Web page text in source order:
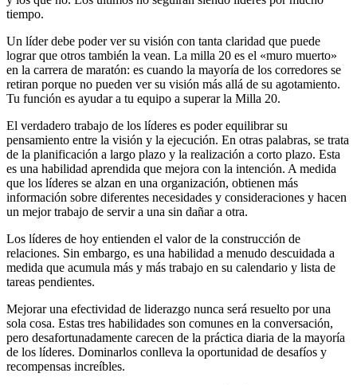
tiempo.
Un líder debe poder ver su visión con tanta claridad que puede
lograr que otros también la vean. La milla 20 es el «muro muerto»
en la carrera de maratón: es cuando la mayoría de los corredores se
retiran porque no pueden ver su visión más allá de su agotamiento.
Tu función es ayudar a tu equipo a superar la Milla 20.
El verdadero trabajo de los líderes es poder equilibrar su
pensamiento entre la visión y la ejecución. En otras palabras, se trata
de la planificación a largo plazo y la realización a corto plazo. Esta
es una habilidad aprendida que mejora con la intención. A medida
que los líderes se alzan en una organización, obtienen más
información sobre diferentes necesidades y consideraciones y hacen
un mejor trabajo de servir a una sin dañar a otra.
Los líderes de hoy entienden el valor de la construcción de
relaciones. Sin embargo, es una habilidad a menudo descuidada a
medida que acumula más y más trabajo en su calendario y lista de
tareas pendientes.
Mejorar una efectividad de liderazgo nunca será resuelto por una
sola cosa. Estas tres habilidades son comunes en la conversación,
pero desafortunadamente carecen de la práctica diaria de la mayoría
de los líderes. Dominarlos conlleva la oportunidad de desafíos y
recompensas increíbles.